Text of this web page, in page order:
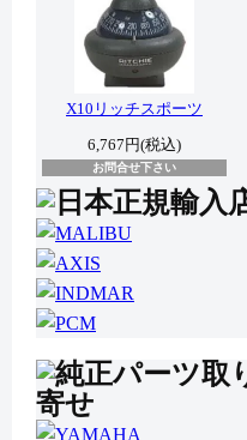
X10リッチスポーツ
6,767円(税込)
お問合せ下さい